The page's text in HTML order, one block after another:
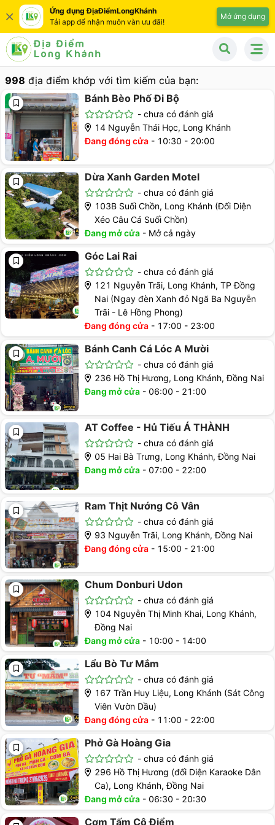
Ứng dụng ĐịaĐiểmLongKhánh
Tải app để nhận muôn vàn ưu đãi!
Mở ứng dụng
998 địa điểm khớp với tìm kiếm của bạn:
Bánh Bèo Phố Đi Bộ
- chưa có đánh giá
14 Nguyễn Thái Học, Long Khánh
Đang đóng cửa - 10:30 - 20:00
Dừa Xanh Garden Motel
- chưa có đánh giá
103B Suối Chồn, Long Khánh (Đối Diện
Xéo Câu Cá Suối Chồn)
Đang mở cửa - Mở cả ngày
Góc Lai Rai
- chưa có đánh giá
121 Nguyễn Trãi, Long Khánh, TP Đồng
Nai (Ngay đèn Xanh đỏ Ngã Ba Nguyễn
Trãi - Lê Hồng Phong)
Đang đóng cửa - 17:00 - 23:00
Bánh Canh Cá Lóc A Mười
- chưa có đánh giá
236 Hồ Thị Hương, Long Khánh, Đồng Nai
Đang mở cửa - 06:00 - 21:00
AT Coffee - Hủ Tiếu Á THÀNH
- chưa có đánh giá
05 Hai Bà Trưng, Long Khánh, Đồng Nai
Đang mở cửa - 07:00 - 22:00
Ram Thịt Nướng Cô Vân
- chưa có đánh giá
93 Nguyễn Trãi, Long Khánh, Đồng Nai
Đang đóng cửa - 15:00 - 21:00
Chum Donburi Udon
- chưa có đánh giá
104 Nguyễn Thị Minh Khai, Long Khánh,
Đồng Nai
Đang mở cửa - 10:00 - 14:00
Lẩu Bò Tư Mắm
- chưa có đánh giá
167 Trần Huy Liệu, Long Khánh (Sát Công
Viên Vườn Dầu)
Đang đóng cửa - 11:00 - 22:00
Phở Gà Hoàng Gia
- chưa có đánh giá
296 Hồ Thị Hương (đối Diện Karaoke Dân
Ca), Long Khánh, Đồng Nai
Đang mở cửa - 06:30 - 20:30
Cơm Tấm Cô Điểm